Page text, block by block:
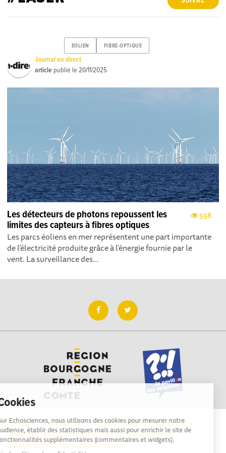
Cookies
Sur Echosciences, nous utilisons des cookies pour mesurer notre
audience, établir des statistiques mais aussi pour enrichir le site de
fonctionnalités supplémentaires (commentaires et widgets).
EOLIEN FIBRE-OPTIQUE
Journal en direct
article publié le20/11/2025
558
Les détecteurs de photons repoussent les
limites des capteurs à fibres optiques
Les parcs éoliens en mer représentent une part importante
de l’électricité produite grâce à l’énergie fournie par le
vent. La surveillance des...
Besoin d'aide pour utiliser Echosciences ? Écrivez vos
questions aux administrateurs de la plateforme
:contact@pavillon-sciences.com